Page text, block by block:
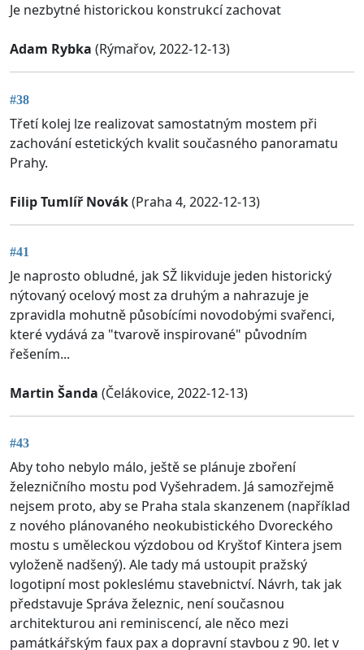
Je nezbytné historickou konstrukcí zachovat
Adam Rybka (Rýmařov, 2022-12-13)
#38
Třetí kolej lze realizovat samostatným mostem při
zachování estetických kvalit současného panoramatu
Prahy.
Filip Tumlíř Novák(Praha 4, 2022-12-13)
#41
Je naprosto obludné, jak SŽ likviduje jeden historický
nýtovaný ocelový most za druhým a nahrazuje je
zpravidla mohutně působícími novodobými svařenci,
které vydává za "tvarově inspirované" původním
řešením...
Martin Šanda (Čelákovice, 2022-12-13)
#43
Aby toho nebylo málo, ještě se plánuje zboření
železničního mostu pod Vyšehradem. Já samozřejmě
nejsem proto, aby se Praha stala skanzenem (například
z nového plánovaného neokubistického Dvoreckého
mostu s uměleckou výzdobou od Kryštof Kintera jsem
vyloženě nadšený). Ale tady má ustoupit pražský
logotipní most pokleslému stavebnictví. Návrh, tak jak
představuje Správa železnic, není současnou
architekturou ani reminiscencí, ale něco mezi
památkářským faux pax a dopravní stavbou z 90. let v